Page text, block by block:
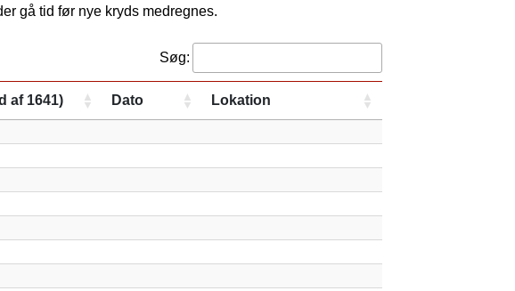
gå tid før nye kryds medregnes.
Søg:
af 1641) Dato Lokation